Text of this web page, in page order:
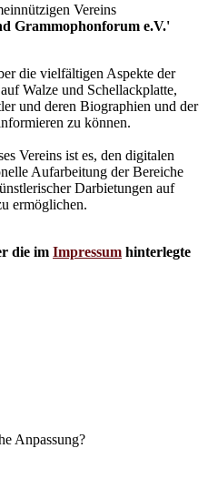
Vereins
Grammophonforum e.V.'
die vielfältigen Aspekte der
Walze und Schellackplatte,
und deren Biographien und der
zu können.
Vereins ist es, den digitalen
Aufarbeitung der Bereiche
Darbietungen auf
ermöglichen.
die im Impressum hinterlegte
Anpassung?